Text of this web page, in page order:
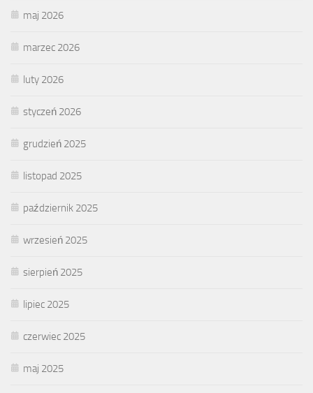
maj 2026
marzec 2026
luty 2026
styczeń 2026
grudzień 2025
listopad 2025
październik 2025
wrzesień 2025
sierpień 2025
lipiec 2025
czerwiec 2025
maj 2025